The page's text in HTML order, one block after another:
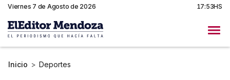
Viernes 7 de Agosto de 2026 17:53HS
Inicio > Deportes